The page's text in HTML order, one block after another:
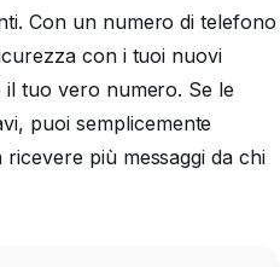
Con un numero di telefono
con i tuoi nuovi
tuo vero numero. Se le
puoi semplicemente
più messaggi da chi